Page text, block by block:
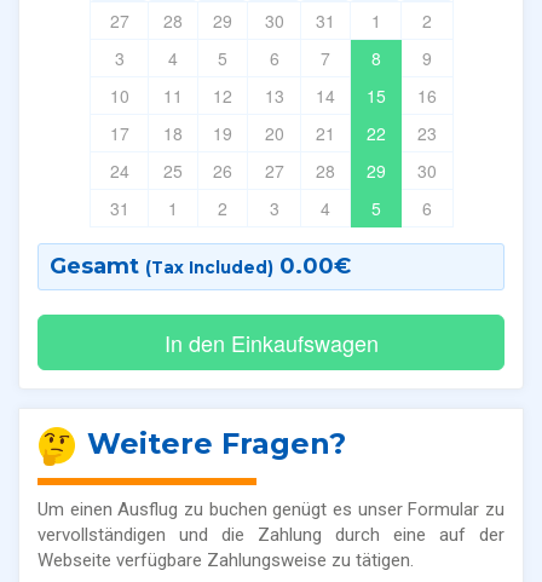
27
28 29 30 31 1
2
3
4 5 6 7 8
9
10
11 12 13 14 15
16
17
18 19 20 21 22
23
24
25 26 27 28 29
30
31
1 2 3 4 5 6
Gesamt (Tax Included) 0.00€
Weitere Fragen?
Um einen Ausflug zu buchen genügt es unser Formular zu
vervollständigen und die Zahlung durch eine auf der
Webseite verfügbare Zahlungsweise zu tätigen.